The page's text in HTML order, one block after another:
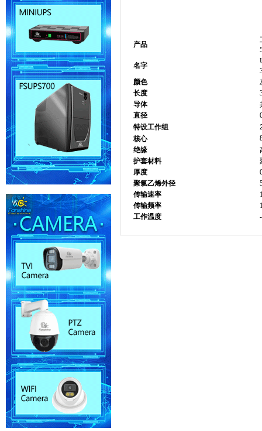
产品
名字
颜色
长度
导体
直径
特设工作组
核心
绝缘
护套材料
厚度
聚氯乙烯外径
传输速率
传输频率
工作温度